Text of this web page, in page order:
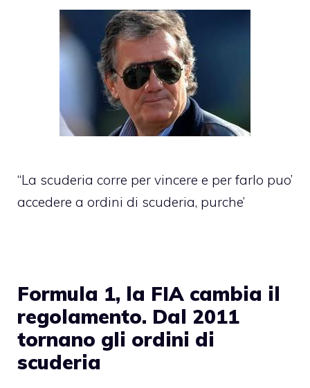
“La scuderia corre per vincere e per farlo puo’
accedere a ordini di scuderia, purche’
Formula 1, la FIA cambia il
regolamento. Dal 2011
tornano gli ordini di
scuderia